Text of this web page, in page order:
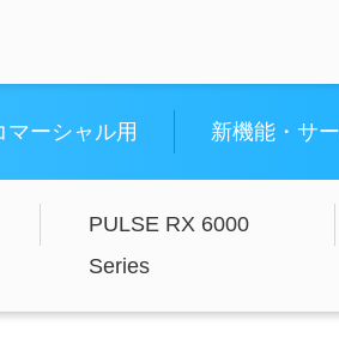
マーシャル用 新機能・サ
PULSE RX 6000
Series